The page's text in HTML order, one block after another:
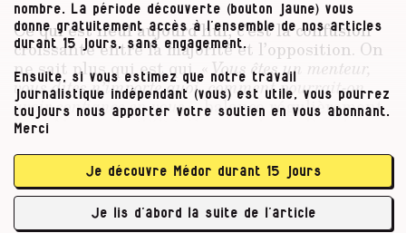
Ce qui est neuf aujourd’hui, c’est la confusion
croissante entre la majorité et l’opposition. On
ne sait plus qui est qui. « Vous êtes un menteur,
vous dites n’importe quoi, comment pourrait-on
avoir confiance en vous», balance régulièrement
Paul Magnette (PS) à Georges-Louis Bouchez
télévision. Ce langage agressif, il a contaminé
les partis francophones du gouvernement
fédéral, le niveau de pouvoir où sont encore
censées se …
nombre. La période découverte (bouton jaune) vous
donne gratuitement accès à l’ensemble de nos articles
durant 15 jours, sans engagement.
Ensuite, si vous estimez que notre travail
journalistique indépendant (vous) est utile, vous pourrez
toujours nous apporter votre soutien en vous abonnant.
Merci
Je découvre Médor durant 15 jours
Je lis d’abord la suite de l’article